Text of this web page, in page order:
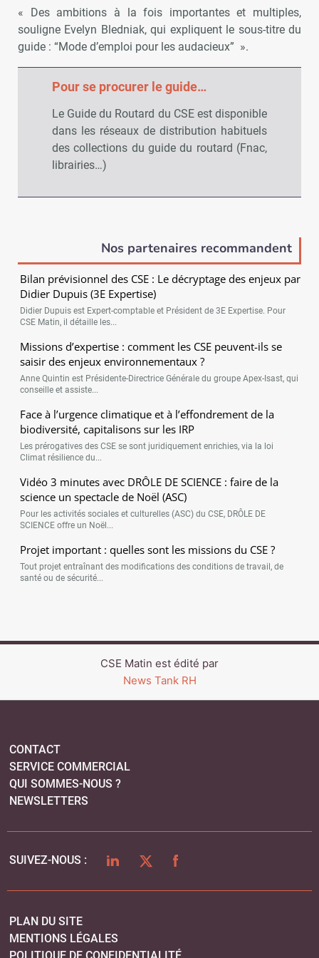
« Des ambitions à la fois importantes et multiples,
souligne Evelyn Bledniak, qui expliquent le sous-titre du
guide : “Mode d’emploi pour les audacieux” ».
Pour se procurer le guide…
Le Guide du Routard du CSE est disponible
dans les réseaux de distribution habituels
des collections du guide du routard (Fnac,
librairies…)
Nos partenaires recommandent
Bilan prévisionnel des CSE : Le décryptage des enjeux par
Didier Dupuis (3E Expertise)
Didier Dupuis est Expert-comptable et Président de 3E Expertise. Pour
CSE Matin, il détaille les...
Missions d’expertise : comment les CSE peuvent-ils se
saisir des enjeux environnementaux ?
Anne Quintin est Présidente-Directrice Générale du groupe Apex-Isast, qui
conseille et assiste...
Face à l’urgence climatique et à l’effondrement de la
biodiversité, capitalisons sur les IRP
Les prérogatives des CSE se sont juridiquement enrichies, via la loi
Climat résilience du...
Vidéo 3 minutes avec DRÔLE DE SCIENCE : faire de la
science un spectacle de Noël (ASC)
Pour les activités sociales et culturelles (ASC) du CSE, DRÔLE DE
SCIENCE offre un Noël...
Projet important : quelles sont les missions du CSE ?
Tout projet entraînant des modifications des conditions de travail, de
santé ou de sécurité...
CSE Matin est édité par
News Tank RH
CONTACT
SERVICE COMMERCIAL
QUI SOMMES-NOUS ?
NEWSLETTERS
SUIVEZ-NOUS : LINKEDINTWITTERFACEBOOK
PLAN DU SITE
MENTIONS LÉGALES
POLITIQUE DE CONFIDENTIALITÉ